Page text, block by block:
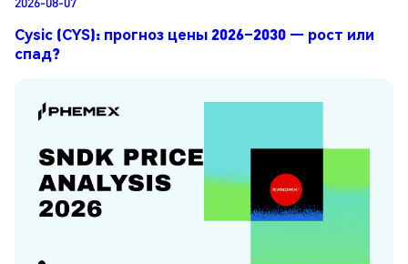
Cysic (CYS): прогноз цены 2026–2030 — рост или
спад?